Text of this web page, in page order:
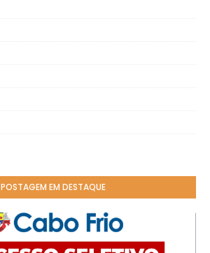
POSTAGEM EM DESTAQUE